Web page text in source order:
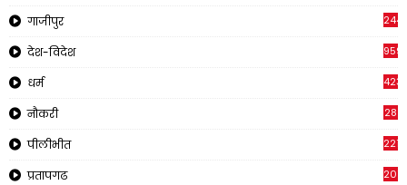
गाजीपुर 244
देश-विदेश 959
धर्म 423
नौकरी 28
पीलीभीत 2210
प्रतापगढ 2019